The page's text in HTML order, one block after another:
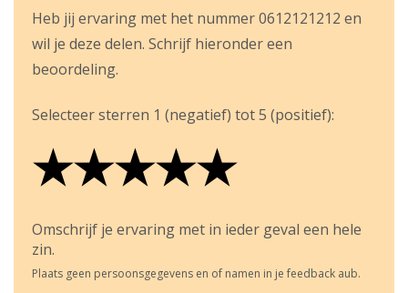
Heb jij ervaring met het nummer 0612121212 en
wil je deze delen. Schrijf hieronder een
beoordeling.
Selecteer sterren 1 (negatief) tot 5 (positief):
★
★★
★★★
★★★★
★★★★★
Omschrijf je ervaring met in ieder geval een hele
zin.
Plaats geen persoonsgegevens en of namen in je feedback aub.